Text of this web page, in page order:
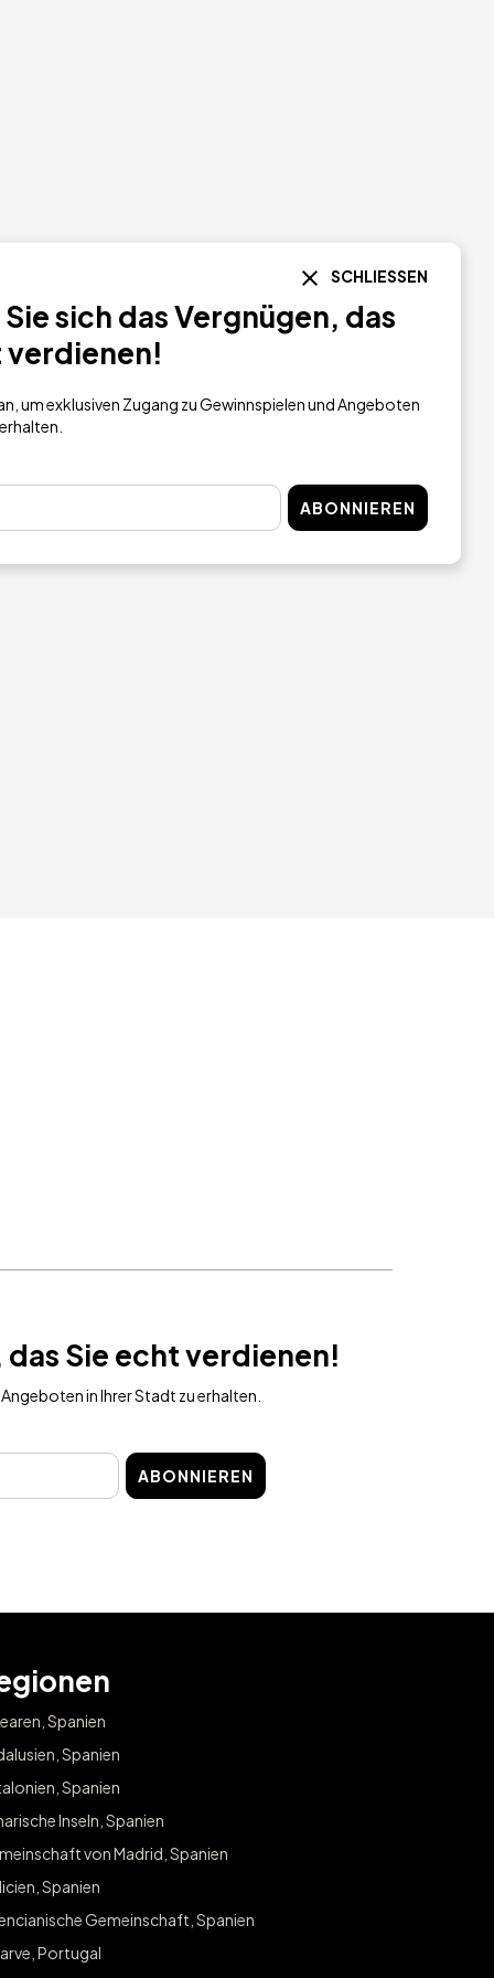
Sie echt verdienen!
in Ihrer Stadt zu erhalten.
ABONNIEREN
Spanien
Spanien
Spanien
Inseln, Spanien
von Madrid, Spanien
Spanien
Gemeinschaft, Spanien
Portugal
SCHLIESSEN
sich das Vergnügen, das
verdienen!
um exklusiven Zugang zu Gewinnspielen und Angeboten
ABONNIEREN